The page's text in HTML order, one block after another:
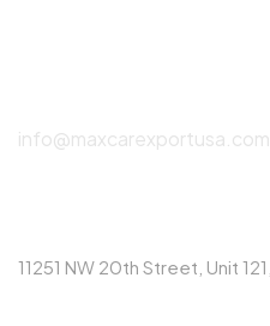
info@maxcarexportusa.com
11251 NW 20th Street, Unit